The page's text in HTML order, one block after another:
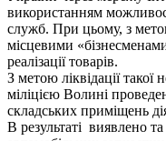
використанням
служб. При цьому, з
місцевими
реалізації товарів.
З метою ліквідації такої
міліцією Волині
складських приміщень
В результаті виявлено